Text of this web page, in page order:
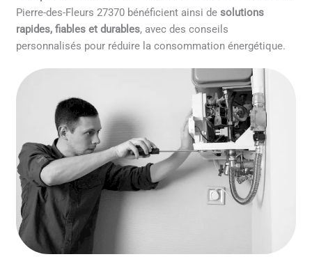
Pierre-des-Fleurs 27370 bénéficient ainsi desolutions
rapides, fiables et durables, avec des conseils
personnalisés pour réduire la consommation énergétique.